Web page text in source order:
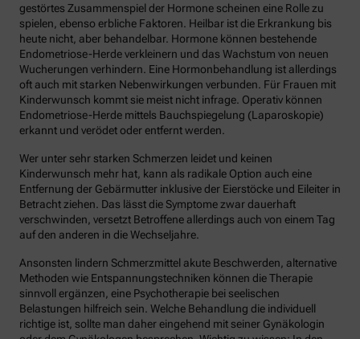
gestörtes Zusammenspiel der Hormone scheinen eine Rolle zu
spielen, ebenso erbliche Faktoren. Heilbar ist die Erkrankung bis
heute nicht, aber behandelbar. Hormone können bestehende
Endometriose-Herde verkleinern und das Wachstum von neuen
Wucherungen verhindern. Eine Hormonbehandlung ist allerdings
oft auch mit starken Nebenwirkungen verbunden. Für Frauen mit
Kinderwunsch kommt sie meist nicht infrage. Operativ können
Endometriose-Herde mittels Bauchspiegelung (Laparoskopie)
erkannt und verödet oder entfernt werden.
Wer unter sehr starken Schmerzen leidet und keinen
Kinderwunsch mehr hat, kann als radikale Option auch eine
Entfernung der Gebärmutter inklusive der Eierstöcke und Eileiter in
Betracht ziehen. Das lässt die Symptome zwar dauerhaft
verschwinden, versetzt Betroffene allerdings auch von einem Tag
auf den anderen in die Wechseljahre.
Ansonsten lindern Schmerzmittel akute Beschwerden, alternative
Methoden wie Entspannungstechniken können die Therapie
sinnvoll ergänzen, eine Psychotherapie bei seelischen
Belastungen hilfreich sein. Welche Behandlung die individuell
richtige ist, sollte man daher eingehend mit seiner Gynäkologin